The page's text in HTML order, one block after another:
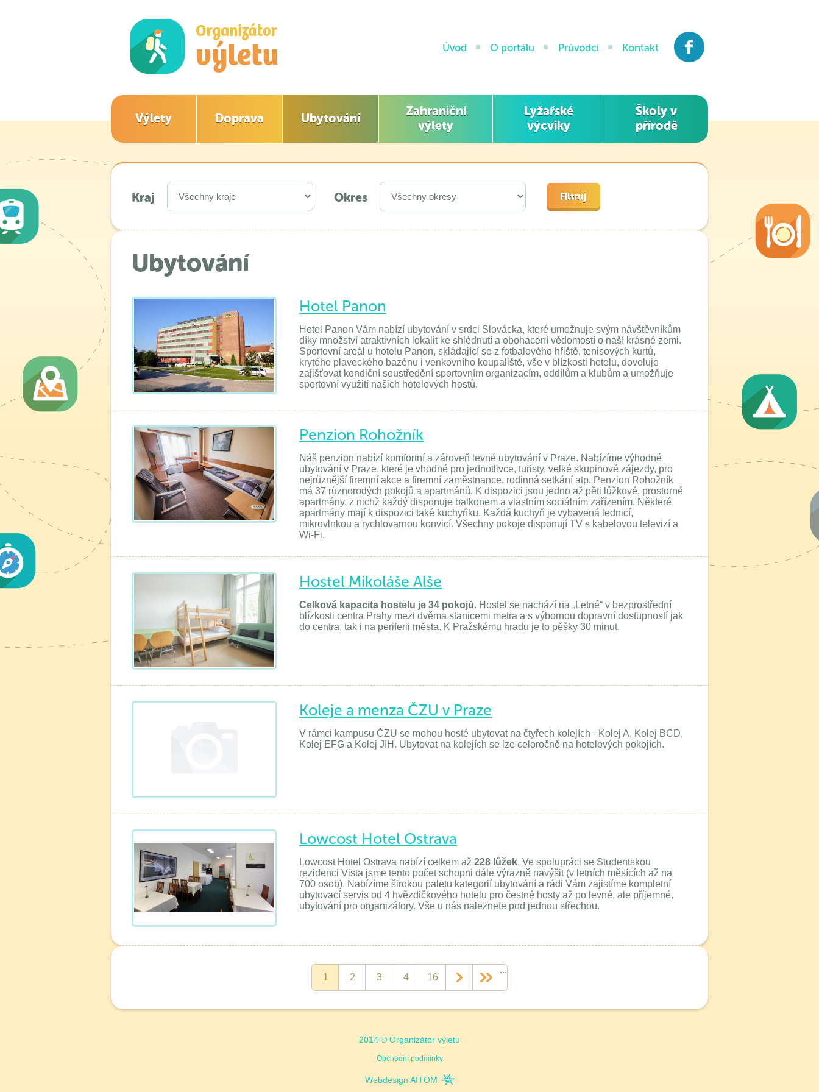
Úvod O portálu Průvodci Kontakt
Výlety Doprava Ubytování
Zahraniční
výlety
Lyžařské
výcviky
Školy v
přírodě
Kraj Okres
Ubytování
Hotel Panon
Hotel Panon Vám nabízí ubytování v srdci Slovácka, které umožnuje svým návštěvníkům
díky množství atraktivních lokalit ke shlédnutí a obohacení vědomostí o naší krásné zemi.
Sportovní areál u hotelu Panon, skládající se z fotbalového hřiště, tenisových kurtů,
krytého plaveckého bazénu i venkovního koupaliště, vše v blízkosti hotelu, dovoluje
zajišťovat kondiční soustředění sportovním organizacím, oddílům a klubům a umožňuje
sportovní využití našich hotelových hostů.
Penzion Rohožník
Náš penzion nabízí komfortní a zároveň levné ubytování v Praze. Nabízíme výhodné
ubytování v Praze, které je vhodné pro jednotlivce, turisty, velké skupinové zájezdy, pro
nejrůznější firemní akce a firemní zaměstnance, rodinná setkání atp. Penzion Rohožník
má 37 různorodých pokojů a apartmánů. K dispozici jsou jedno až pěti lůžkové, prostorné
apartmány, z nichž každý disponuje balkonem a vlastním sociálním zařízením. Některé
apartmány mají k dispozici také kuchyňku. Každá kuchyň je vybavená lednicí,
mikrovlnkou a rychlovarnou konvicí. Všechny pokoje disponují TV s kabelovou televizí a
Wi-Fi.
Hostel Mikoláše Alše
Celková kapacita hostelu je 34 pokojů. Hostel se nachází na „Letné“ v bezprostřední
blízkosti centra Prahy mezi dvěma stanicemi metra a s výbornou dopravní dostupností jak
do centra, tak i na periferii města. K Pražskému hradu je to pěšky 30 minut.
Koleje a menza ČZU v Praze
V rámci kampusu ČZU se mohou hosté ubytovat na čtyřech kolejích - Kolej A, Kolej BCD,
Kolej EFG a Kolej JIH. Ubytovat na kolejích se lze celoročně na hotelových pokojích.
Lowcost Hotel Ostrava
Lowcost Hotel Ostrava nabízí celkem až 228 lůžek. Ve spolupráci se Studentskou
rezidenci Vista jsme tento počet schopni dále výrazně navýšit (v letních měsících až na
700 osob). Nabízíme širokou paletu kategorií ubytování a rádi Vám zajistíme kompletní
ubytovací servis od 4 hvězdičkového hotelu pro čestné hosty až po levné, ale příjemné,
ubytování pro organizátory. Vše u nás naleznete pod jednou střechou.
1 2 3 4
...
16
2014 © Organizátor výletu
Obchodní podmínky
Webdesign AITOM